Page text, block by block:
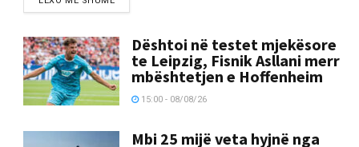
Dështoi në testet mjekësore
te Leipzig, Fisnik Asllani merr
mbështetjen e Hoffenheim
15:00 - 08/08/26
Mbi 25 mijë veta hyjnë nga